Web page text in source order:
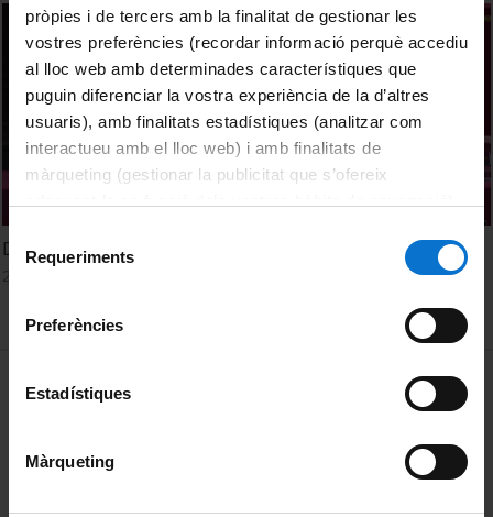
pròpies i de tercers amb la finalitat de gestionar les
vostres preferències (recordar informació perquè accediu
al lloc web amb determinades característiques que
puguin diferenciar la vostra experiència de la d’altres
usuaris), amb finalitats estadístiques (analitzar com
interactueu amb el lloc web) i amb finalitats de
màrqueting (gestionar la publicitat que s’ofereix
consultar laPolítica de galetes del lloc web de la
de Requeriments
Preferències
Estadístiques
Màrqueting
Debate 1
MENÚ PEU 1
Política de Cookies
Privacidad y términos